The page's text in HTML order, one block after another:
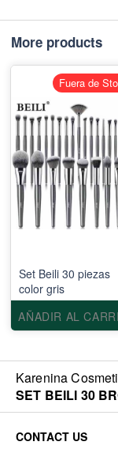
More products
Set Beili 30 piezas
color gris
AÑADIR AL
Fuera de
Karenina
SET BEILI 30
CONTACT US